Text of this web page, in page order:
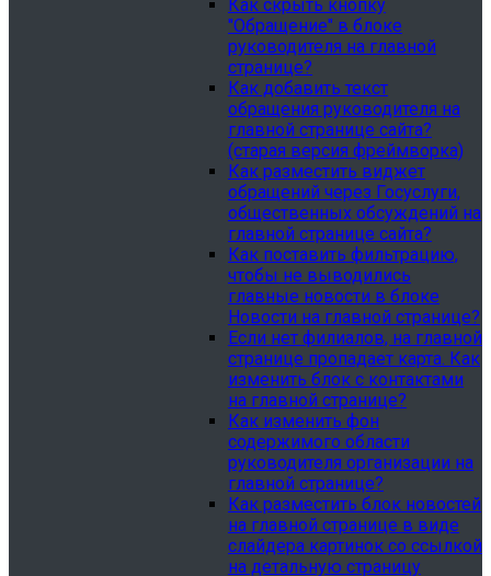
Как скрыть кнопку
"Обращение" в блоке
руководителя на главной
странице?
Как добавить текст
обращения руководителя на
главной странице сайта?
(старая версия фреймворка)
Как разместить виджет
обращений через Госуслуги,
общественных обсуждений на
главной странице сайта?
Как поставить фильтрацию,
чтобы не выводились
главные новости в блоке
Новости на главной странице?
Если нет филиалов, на главной
странице пропадает карта. Как
изменить блок с контактами
на главной странице?
Как изменить фон
содержимого области
руководителя организации на
главной странице?
Как разместить блок новостей
на главной странице в виде
слайдера картинок со ссылкой
на детальную страницу